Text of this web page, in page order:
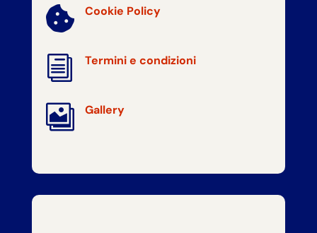
 Cookie Policy
i Termini e condizioni
 Gallery